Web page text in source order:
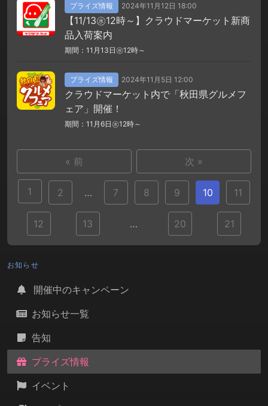
プライズ情報 2024年11月12日 18:00
【11/13㊌12時～】クラウドマーケット新商
品入荷案内
期間：11月13日㊌12時～
プライズ情報 2024年11月5日 12:00
クラウドマーケット内で「秋田県グルメフ
ェア」開催！
期間：11月6日㊌12時～
« 前 次 »
1 2 … 7 8 9 10 11
12 13 … 20 21
お知らせ
開催中のキャンペーン
お知らせ一覧
告知
プライズ情報
イベント